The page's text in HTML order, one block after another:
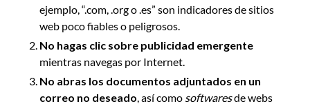
ejemplo, “.com, .org o .es” son indicadores de sitios
web poco fiables o peligrosos.
No hagas clic sobre publicidad emergente
mientras navegas por Internet.
No abras los documentos adjuntados en un
correo no deseado, así como softwaresde webs